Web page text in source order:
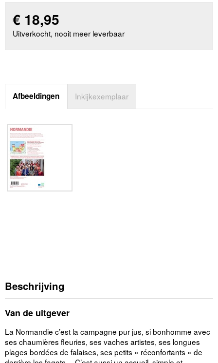
€ 18,95
Uitverkocht, nooit meer leverbaar
Afbeeldingen Inkijkexemplaar
Beschrijving
Van de uitgever
La Normandie c’est la campagne pur jus, si bonhomme avec
ses chaumières fleuries, ses vaches artistes, ses longues
plages bordées de falaises, ses petits « réconfortants » de